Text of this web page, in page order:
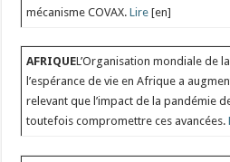
mécanisme COVAX.Lire [en]
AFRIQUEL’Organisation mondiale de
l’espérance de vie en Afrique a
relevant que l’impact de la pandémie
toutefois compromettre ces avancées.